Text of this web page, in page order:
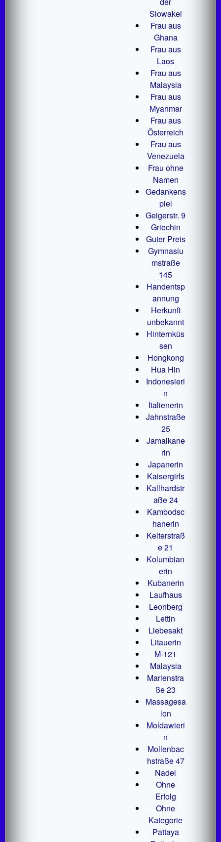
Slowakei
Frau aus
Ghana
Frau aus
Laos
Frau aus
Malaysia
Frau aus
Myanmar
Frau aus
Österreich
Frau aus
Venezuela
Frau ohne
Namen
Gedankens
piel
Geigerstr. 9
Griechin
Guter Preis
Gymnasiu
mstraße
145
Handentsp
annung
Herkunft
unbekannt
Hinternküs
sen
Hongkong
Hua Hin
Indonesieri
n
Italienerin
Jahnstraße
25
Jamaikane
rin
Japanerin
Kaisergirls
Kallhardstr
aße 24
Kambodsc
hanerin
Kelterstraß
e 21
Kolumbian
erin
Kubanerin
Laufhaus
Leonberg
Lettin
Liebesakt
Litauerin
M-121
Malaysia
Marienstra
ße 23
Massagesa
lon
Moldawieri
n
Mollenbac
hstraße 47
Nadel
Ohne
Erfolg
Ohne
Kategorie
Pattaya